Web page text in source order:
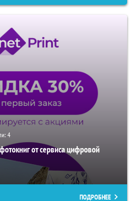
4
от сервиса цифровой
ПОДРОБНЕЕ